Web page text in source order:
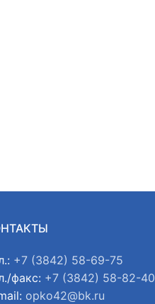
+7 (3842) 58-69-75
факс: +7 (3842) 58-82-40
opko42@bk.ru